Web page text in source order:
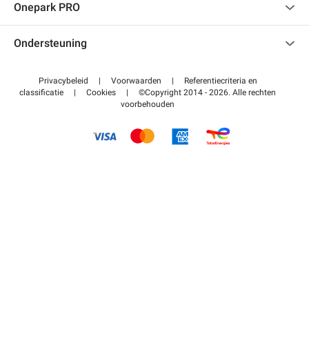
Onepark PRO
Word partner van Onepark
Ondersteuning
Helpcentrum
Betalen voor parkeren FLOW
Privacybeleid | Voorwaarden |
Referentiecriteria en
classificatie
| Cookies |
©Copyright 2014 - 2026. Alle rechten
voorbehouden